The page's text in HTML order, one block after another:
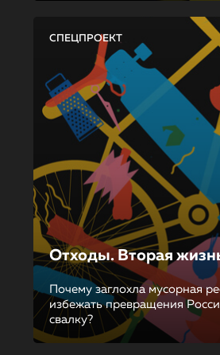
СПЕЦПРОЕКТ
Отходы. Вторая
Почему заглохла мусорная
избежать превращения
свалку?